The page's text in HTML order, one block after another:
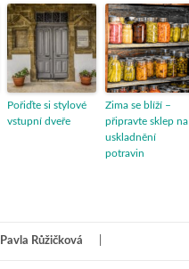
Pořiďte si stylové
vstupní dveře
Zima se blíží –
připravte sklep na
uskladnění
potravin
Pavla Růžičková